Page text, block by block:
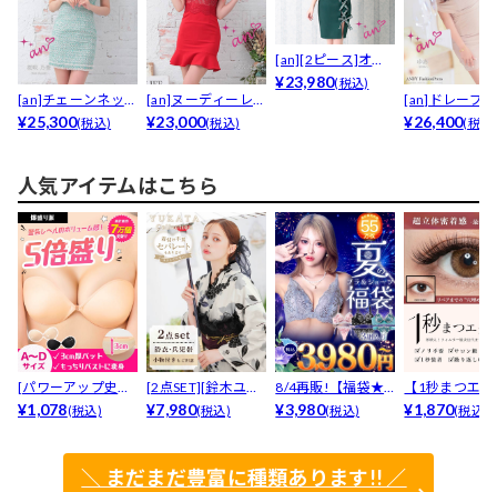
[an]チェーンネック
フリンジツイード...
¥25,300(税込)
[an]ヌーディーレー
スチュールリボン...
¥23,000(税込)
[an][2ピース]オー
プンショルダー...
¥23,980(税込)
[an]ドレープ
ョルダーリボ
¥26,400(税込)
人気アイテムはこちら
[パワーアップ史上
最強5倍盛りアップ
¥1,078(税込)
[2点SET][鈴木ユリ
ア(baby)...
¥7,980(税込)
8/4再販!【福袋★
ブラセット3点
¥3,980(税込)
【1秒まつエ
リュームタイ
¥1,870(税込)
＼ まだまだ豊富に種類あります!! ／